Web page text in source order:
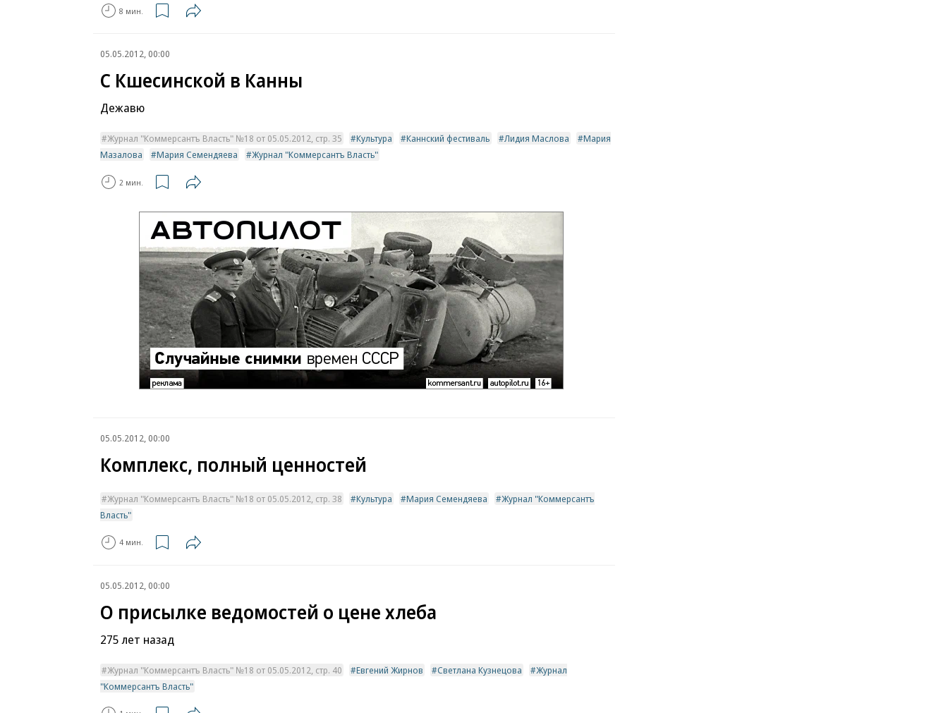
8 мин.
05.05.2012, 00:00
С Кшесинской в Канны
Дежавю
Журнал "Коммерсантъ Власть" №18 от 05.05.2012, стр. 35 Культура Каннский фестиваль Лидия Маслова
Мария
Мазалова
Мария Семендяева Журнал "Коммерсантъ Власть"
2 мин.
05.05.2012, 00:00
Комплекс, полный ценностей
Журнал "Коммерсантъ Власть" №18 от 05.05.2012, стр. 38 Культура Мария Семендяева
Журнал "Коммерсантъ
Власть"
4 мин.
05.05.2012, 00:00
О присылке ведомостей о цене хлеба
275 лет назад
Журнал "Коммерсантъ Власть" №18 от 05.05.2012, стр. 40 Евгений Жирнов Светлана Кузнецова
Журнал
"Коммерсантъ Власть"